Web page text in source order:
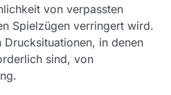
von verpassten
Spielzügen verringert wird.
in denen
sind, von